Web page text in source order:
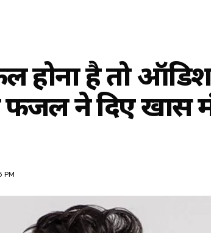
होना है तो
ने दिए खास
PM